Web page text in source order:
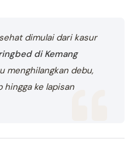
dimulai dari kasur
di Kemang
menghilangkan debu,
hingga ke lapisan